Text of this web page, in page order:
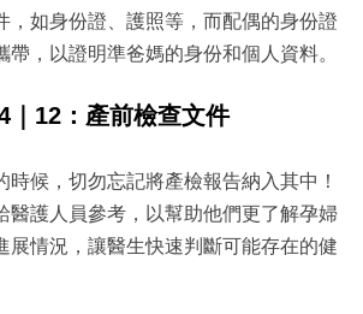
，如身份證、護照等，而配偶的身份證
帶，以證明準爸媽的身份和個人資料。
｜12：產前檢查文件
時候，切勿忘記將產檢報告納入其中！
醫護人員參考，以幫助他們更了解孕婦
展情況，讓醫生快速判斷可能存在的健